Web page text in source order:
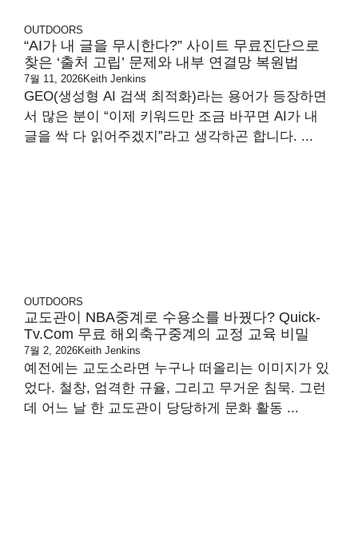
OUTDOORS
“AI가 내 글을 무시한다?” 사이트 무료진단으로
찾은 ‘출처 고립’ 문제와 내부 연결망 복원법
7월 11, 2026Keith Jenkins
GEO(생성형 AI 검색 최적화)라는 용어가 등장하면
서 많은 분이 “이제 키워드만 조금 바꾸면 AI가 내
글을 싹 다 읽어주겠지”라고 생각하곤 합니다. ...
OUTDOORS
교도관이 NBA중계로 수용소를 바꿨다? Quick-
Tv.com 무료 해외축구중계의 교정 교육 비밀
7월 2, 2026Keith Jenkins
예전에는 교도소라면 누구나 떠올리는 이미지가 있
었다. 철창, 엄격한 규율, 그리고 무거운 침묵. 그런
데 어느 날 한 교도관이 당당하게 문화 활동 ...